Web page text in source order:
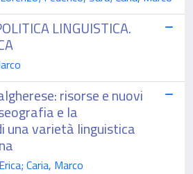
LINGUISTICA.
risorse e nuovi
e la
una varietà linguistica
Caria, Marco